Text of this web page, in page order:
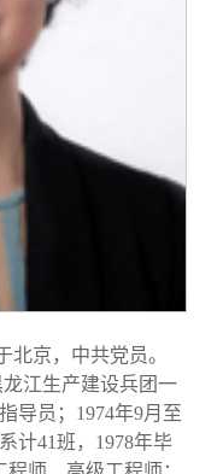
北京，中共党员。
江生产建设兵团一
导员；1974年9月至
计41班，1978年毕